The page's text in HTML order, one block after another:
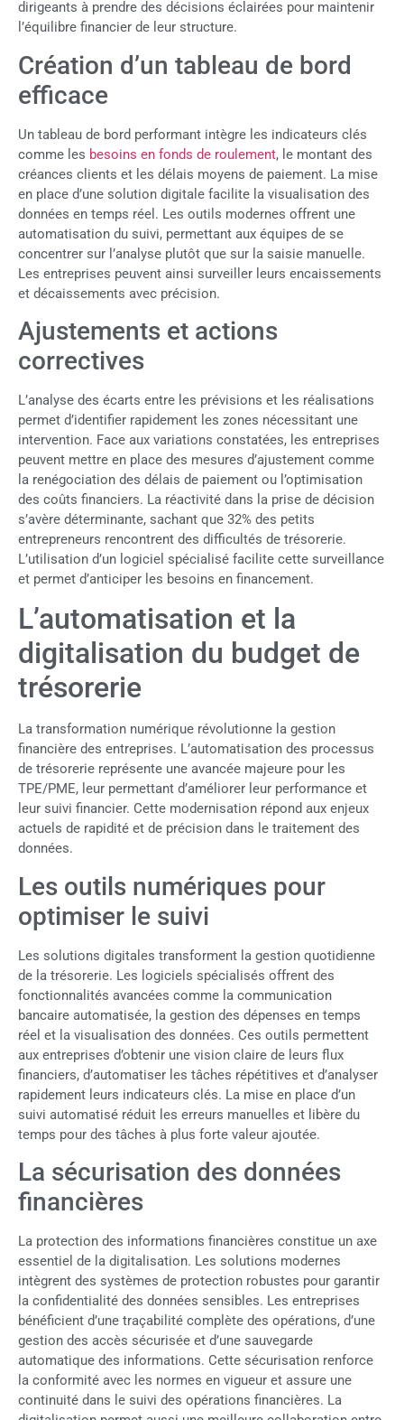
dirigeants à prendre des décisions éclairées pour maintenir
l’équilibre financier de leur structure.
Création d’un tableau de bord
efficace
Un tableau de bord performant intègre les indicateurs clés
comme les besoins en fonds de roulement, le montant des
créances clients et les délais moyens de paiement. La mise
en place d’une solution digitale facilite la visualisation des
données en temps réel. Les outils modernes offrent une
automatisation du suivi, permettant aux équipes de se
concentrer sur l’analyse plutôt que sur la saisie manuelle.
Les entreprises peuvent ainsi surveiller leurs encaissements
et décaissements avec précision.
Ajustements et actions
correctives
L’analyse des écarts entre les prévisions et les réalisations
permet d’identifier rapidement les zones nécessitant une
intervention. Face aux variations constatées, les entreprises
peuvent mettre en place des mesures d’ajustement comme
la renégociation des délais de paiement ou l’optimisation
des coûts financiers. La réactivité dans la prise de décision
s’avère déterminante, sachant que 32% des petits
entrepreneurs rencontrent des difficultés de trésorerie.
L’utilisation d’un logiciel spécialisé facilite cette surveillance
et permet d’anticiper les besoins en financement.
L’automatisation et la
digitalisation du budget de
trésorerie
La transformation numérique révolutionne la gestion
financière des entreprises. L’automatisation des processus
de trésorerie représente une avancée majeure pour les
TPE/PME, leur permettant d’améliorer leur performance et
leur suivi financier. Cette modernisation répond aux enjeux
actuels de rapidité et de précision dans le traitement des
données.
Les outils numériques pour
optimiser le suivi
Les solutions digitales transforment la gestion quotidienne
de la trésorerie. Les logiciels spécialisés offrent des
fonctionnalités avancées comme la communication
bancaire automatisée, la gestion des dépenses en temps
réel et la visualisation des données. Ces outils permettent
aux entreprises d’obtenir une vision claire de leurs flux
financiers, d’automatiser les tâches répétitives et d’analyser
rapidement leurs indicateurs clés. La mise en place d’un
suivi automatisé réduit les erreurs manuelles et libère du
temps pour des tâches à plus forte valeur ajoutée.
La sécurisation des données
financières
La protection des informations financières constitue un axe
essentiel de la digitalisation. Les solutions modernes
intègrent des systèmes de protection robustes pour garantir
la confidentialité des données sensibles. Les entreprises
bénéficient d’une traçabilité complète des opérations, d’une
gestion des accès sécurisée et d’une sauvegarde
automatique des informations. Cette sécurisation renforce
la conformité avec les normes en vigueur et assure une
continuité dans le suivi des opérations financières. La